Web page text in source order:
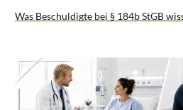
Was Beschuldigte bei § 184b StGB